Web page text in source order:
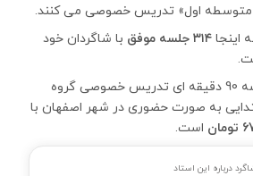
متوسطه اول» تدریس خصوصی می کنند.
اینجا ۳۱۴ جلسه موفق
با شاگردان خود
هزینه هر جلسه 90 دقیقه ای تدریس خصوصی گروه
به صورت حضوری در شهر اصفهان با
است.
درباره این استاد